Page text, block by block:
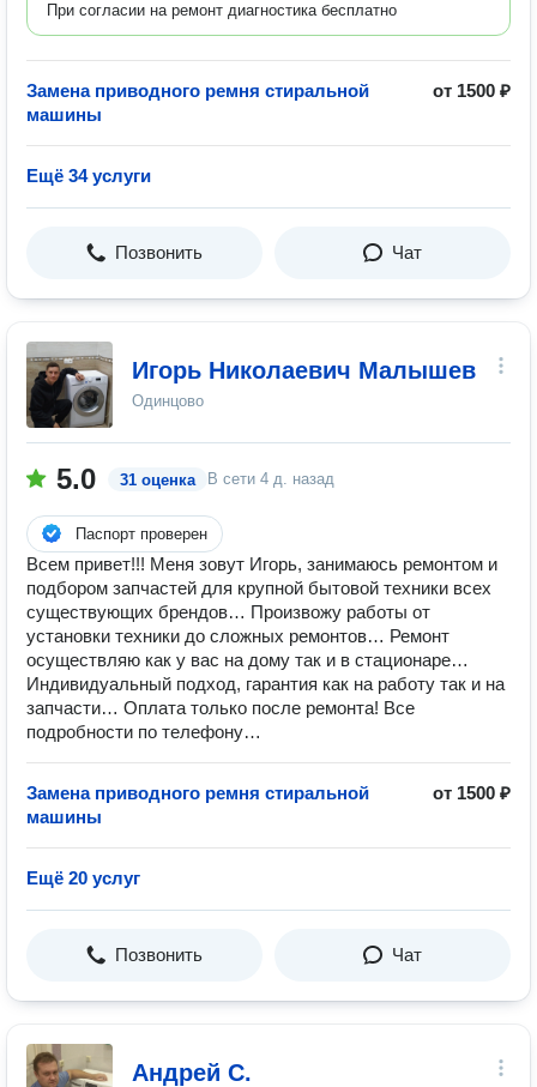
При согласии на ремонт диагностика бесплатно
Замена приводного ремня стиральной
машины
от 1500 ₽
Ещё 34 услуги
Позвонить Чат
Игорь Николаевич Малышев
Одинцово
5.0 31 оценка В сети 4 д. назад
Паспорт проверен
Всем привет!!! Меня зовут Игорь, занимаюсь ремонтом и
подбором запчастей для крупной бытовой техники всех
существующих брендов… Произвожу работы от
установки техники до сложных ремонтов… Ремонт
осуществляю как у вас на дому так и в стационаре…
Индивидуальный подход, гарантия как на работу так и на
запчасти… Оплата только после ремонта! Все
подробности по телефону…
Замена приводного ремня стиральной
машины
от 1500 ₽
Ещё 20 услуг
Позвонить Чат
Андрей С.